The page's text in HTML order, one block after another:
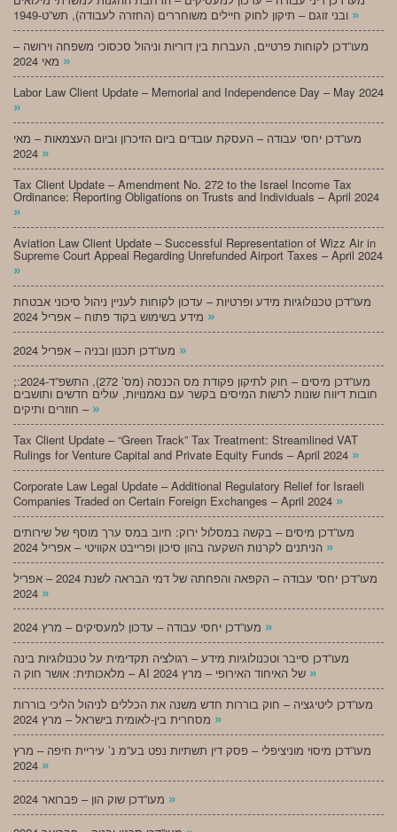
»
מעו”דכן לקוחות פרטיים, העברות בין דוריות וניהול סכסוכי משפחה וירושה –
»
Labor Law Client Update – Memorial and Independence Day – May 2024
»
מעו”דכן יחסי עבודה – העסקת עובדים ביום הזיכרון וביום העצמאות – מאי
»
Tax Client Update – Amendment No. 272 to the Israel Income Tax
Ordinance: Reporting Obligations on Trusts and Individuals – April 2024
»
Aviation Law Client Update – Successful Representation of Wizz Air in
Supreme Court Appeal Regarding Unrefunded Airport Taxes – April 2024
»
מעו”דכן טכנולוגיות מידע ופרטיות – עדכון לקוחות לעניין ניהול סיכוני אבטחת
»
»
;מעו”דכן מיסים – חוק לתיקון פקודת מס הכנסה (מס’ 272), התשפ”ד-2024:
חובות דיווח שונות לרשות המיסים בקשר עם נאמנויות, עולים חדשים ותושבים
חוזרים ותיקים – »
Tax Client Update – “Green Track” Tax Treatment: Streamlined VAT
Rulings for Venture Capital and Private Equity Funds – April 2024 »
Corporate Law Legal Update – Additional Regulatory Relief for Israeli
Companies Traded on Certain Foreign Exchanges – April 2024 »
מעו”דכן מיסים – בקשה במסלול ירוק: חיוב במס ערך מוסף של שירותים
»
מעו”דכן יחסי עבודה – הקפאה והפחתה של דמי הבראה לשנת 2024 – אפריל
»
»
מעו”דכן סייבר וטכנולוגיות מידע – רגולציה תקדימית על טכנולוגיות בינה
»
מעו”דכן ליטיגציה – חוק בוררות חדש משנה את הכללים לניהול הליכי בוררות
»
מעו”דכן מיסוי מוניציפלי – פסק דין תשתיות נפט בע”מ נ’ עיריית חיפה – מרץ
»
»